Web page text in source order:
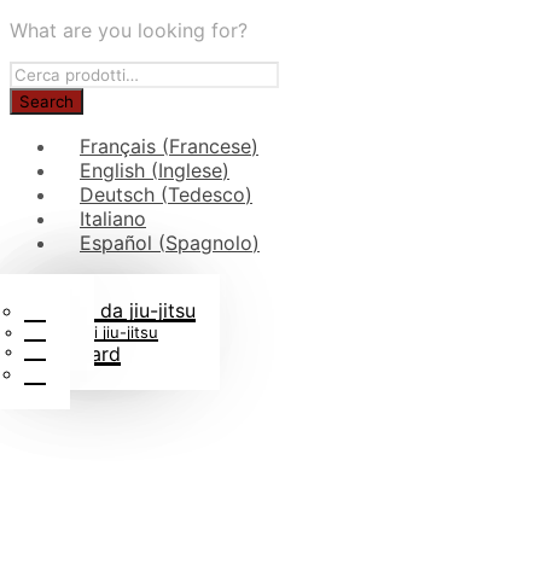
Judogi per bambini
Rotoli di cinture
Borse da judo
Gadget judo
Libri di judo
In tessuto judogi
Kimono da jiu-jitsu
Cinture di jiu-jitsu
Rashguard
FAQs
What are you looking for?
Français (Francese)
English (Inglese)
Deutsch (Tedesco)
Italiano
Español (Spagnolo)